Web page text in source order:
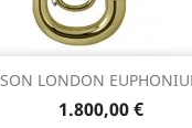
LONDON
Τιμή
1.800,00 €